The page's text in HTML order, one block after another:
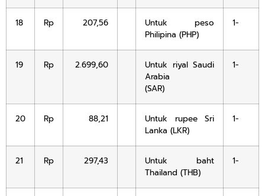
18 Rp 207,56
Untuk peso
Philipina (PHP)
1-
19 Rp 2.699,60
Untuk riyal Saudi
Arabia
(SAR)
1-
20 Rp 88,21
Untuk rupee Sri
Lanka (LKR)
1-
21 Rp 297,43
Untuk baht
Thailand (THB)
1-